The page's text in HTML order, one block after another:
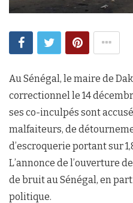
Au Sénégal, le maire de
correctionnel le 14
ses co-inculpés sont
malfaiteurs, de
d’escroquerie portant sur
L’annonce de l’ouverture
de bruit au Sénégal, en
politique.